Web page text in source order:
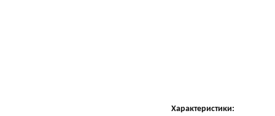
Характеристики: